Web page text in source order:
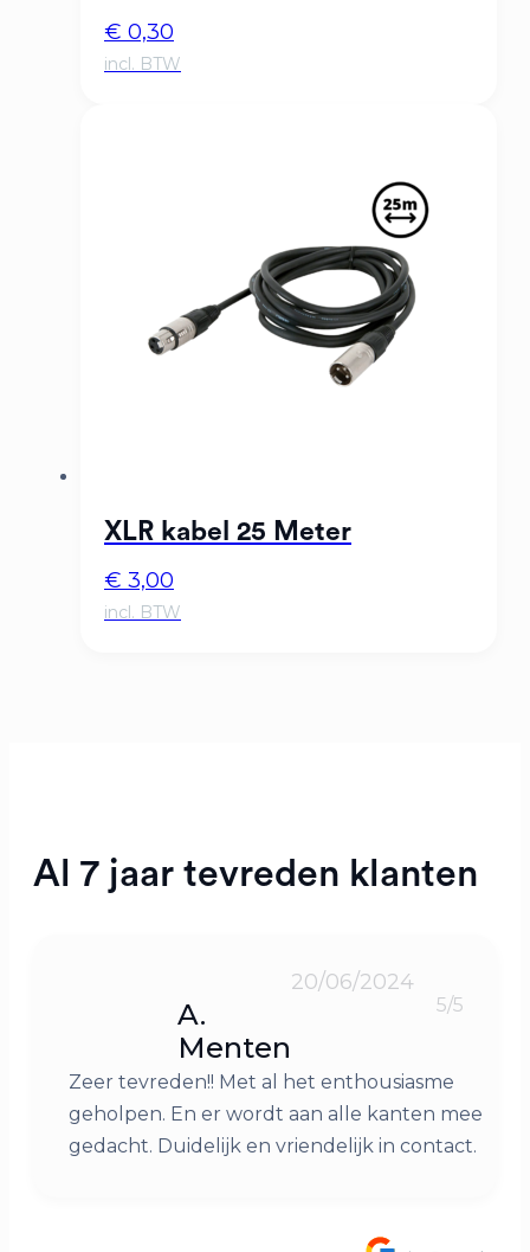
€ 0,30
XLR kabel 25 Meter
€ 3,00
Al 7 jaar tevreden klanten
A.
Menten
20/06/2024
5/5
Zeer tevreden!! Met al het enthousiasme
geholpen. En er wordt aan alle kanten mee
gedacht. Duidelijk en vriendelijk in contact.